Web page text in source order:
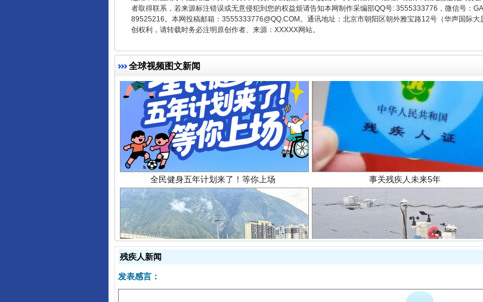
者取得联系，若来源标注错误或无意侵犯到您的权益烦请告知本网制作采编部QQ号: 3555333776，微信号：
89525216。本网投稿邮箱：3555333776@QQ.COM。通讯地址：北京市朝阳区朝外雅宝路12号（华声国际
创权利，请转载时务必注明原创作者、来源：XXXXX网站。
全球视频图文新闻
全民健身五年计划来了！等你上场 事关残疾人未来5年
阿坝州三大球赛在茂县开幕 规模最大的光氢储一体化项目
残疾人新闻
发表感言：